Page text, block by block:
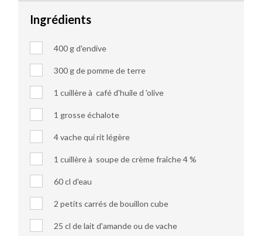
Ingrédients
400 g d'endive
300 g de pomme de terre
1 cuillère à café d'huile d 'olive
1 grosse échalote
4 vache qui rit légère
1 cuillère à soupe de crème fraîche 4 %
60 cl d'eau
2 petits carrés de bouillon cube
25 cl de lait d'amande ou de vache